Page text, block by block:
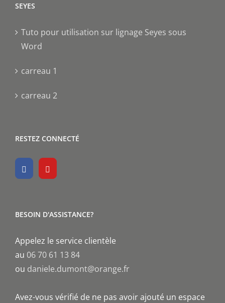
SEYES
Tuto pour utilisation sur lignage Seyes sous
Word
carreau 1
carreau 2
RESTEZ CONNECTÉ
BESOIN D'ASSISTANCE?
Appelez le service clientèle
au 06 70 61 13 84
ou daniele.dumont@orange.fr
Avez-vous vérifié de ne pas avoir ajouté un espace